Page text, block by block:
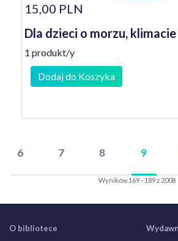
15,00 PLN
Dla dzieci o morzu,
1 produkt/y
Dodaj do Koszyka
6 7 8 9
Wyników 169 - 189 z 2008
O bibliotece